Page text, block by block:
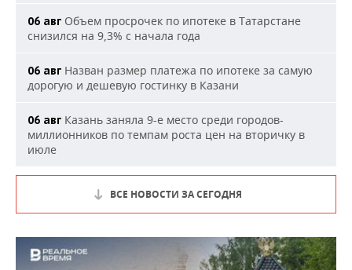
06 авг Объем просрочек по ипотеке в Татарстане
снизился на 9,3% с начала года
06 авг Назван размер платежа по ипотеке за самую
дорогую и дешевую гостинку в Казани
06 авг Казань заняла 9-е место среди городов-
миллионников по темпам роста цен на вторичку в
июле
ВСЕ НОВОСТИ ЗА СЕГОДНЯ